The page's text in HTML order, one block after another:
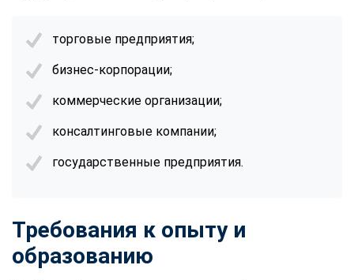
торговые предприятия;
бизнес-корпорации;
коммерческие организации;
консалтинговые компании;
государственные предприятия.
Требования к опыту и
образованию